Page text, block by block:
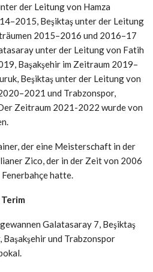
der Leitung von Hamza
Beşiktaş unter der Leitung
2015–2016 und 2016–17
unter der Leitung von Fatih
Başakşehir im Zeitraum 2019–
Beşiktaş unter der Leitung von
und Trabzonspor,
Zeitraum 2021-2022 wurde von
der eine Meisterschaft in der
Zico, der in der Zeit von 2006
hatte.
Galatasaray 7, Beşiktaş
Başakşehir und Trabzonspor